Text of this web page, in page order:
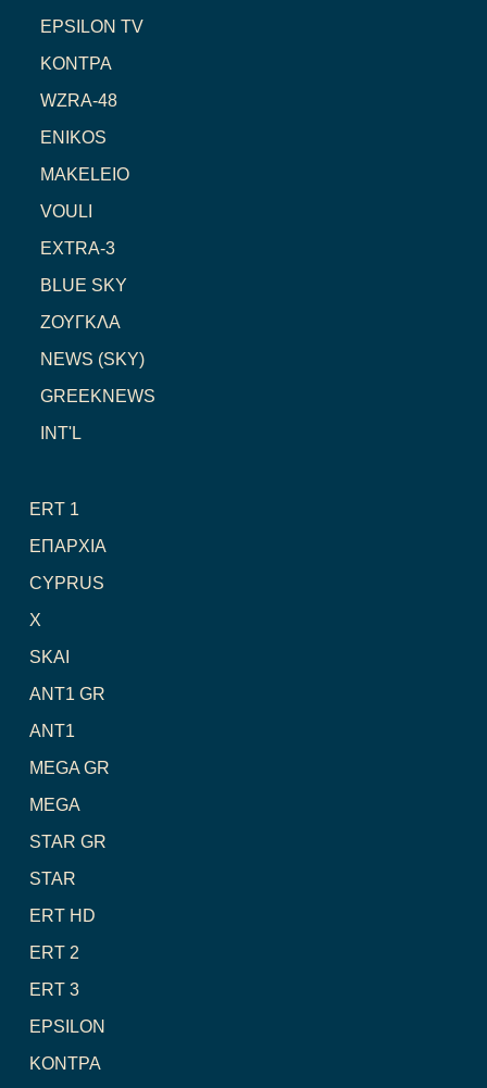
EPSILON TV
ΚΟΝΤΡΑ
WZRA-48
ENIKOS
MAKELEIO
VOULI
EXTRA-3
BLUE SKY
ΖΟΥΓΚΛΑ
NEWS (SKY)
GREEKNEWS
INT'L
ERT 1
ΕΠΑΡΧΙΑ
CYPRUS
X
SKAI
ANT1 GR
ANT1
MEGA GR
MEGA
STAR GR
STAR
ERT HD
ERT 2
ERT 3
EPSILON
ΚΟΝΤΡΑ